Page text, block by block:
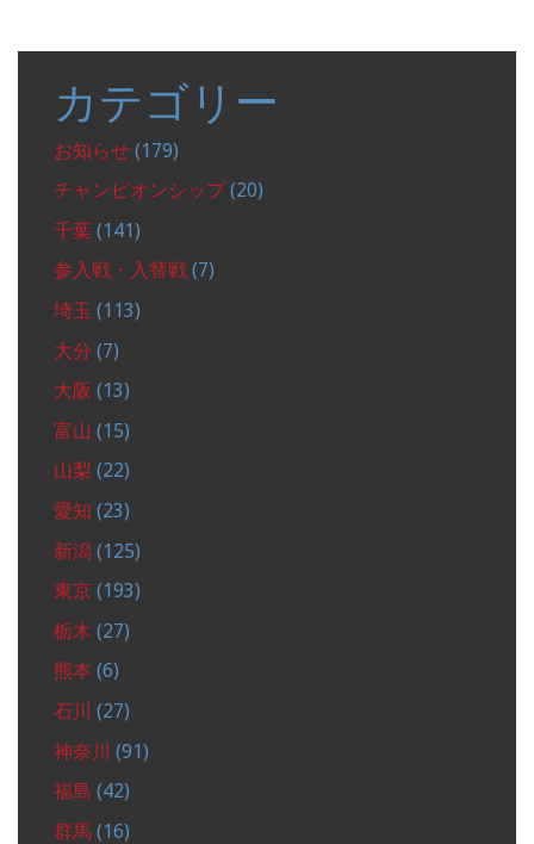
カテゴリー
お知らせ (179)
チャンピオンシップ(20)
千葉 (141)
参入戦・入替戦 (7)
埼玉 (113)
大分 (7)
大阪 (13)
富山 (15)
山梨 (22)
愛知 (23)
新潟 (125)
東京 (193)
栃木 (27)
熊本 (6)
石川 (27)
神奈川 (91)
福島 (42)
群馬 (16)